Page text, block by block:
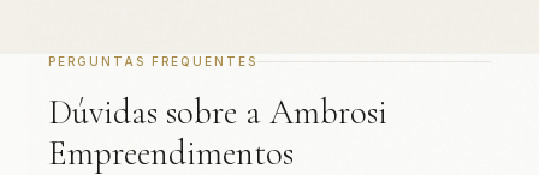
PERGUNTAS FREQUENTES
Dúvidas sobre a Ambrosi
Empreendimentos